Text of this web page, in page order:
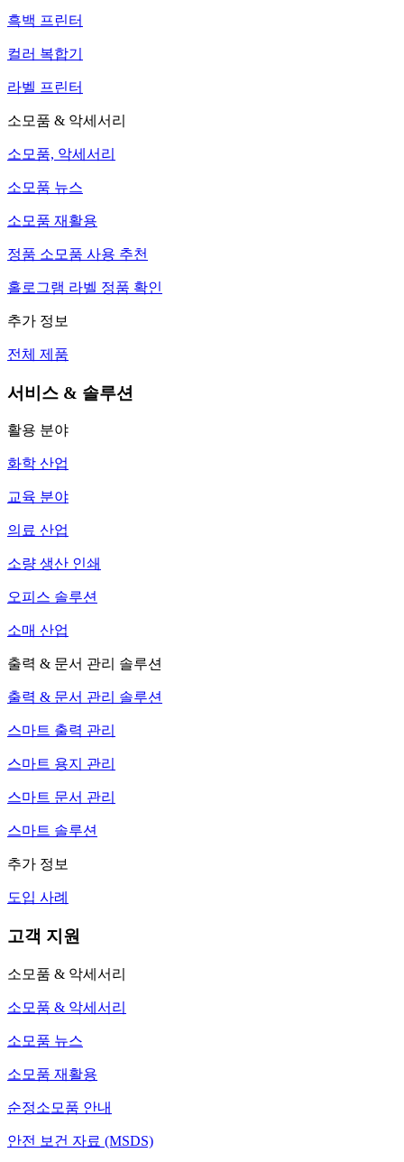
흑백 프린터
컬러 복합기
라벨 프린터
소모품 & 악세서리
소모품, 악세서리
소모품 뉴스
소모품 재활용
정품 소모품 사용 추천
홀로그램 라벨 정품 확인
추가 정보
전체 제품
서비스 & 솔루션
활용 분야
화학 산업
교육 분야
의료 산업
소량 생산 인쇄
오피스 솔루션
소매 산업
출력 & 문서 관리 솔루션
출력 & 문서 관리 솔루션
스마트 출력 관리
스마트 용지 관리
스마트 문서 관리
스마트 솔루션
추가 정보
도입 사례
고객 지원
소모품 & 악세서리
소모품 & 악세서리
소모품 뉴스
소모품 재활용
순정소모품 안내
안전 보건 자료 (MSDS)